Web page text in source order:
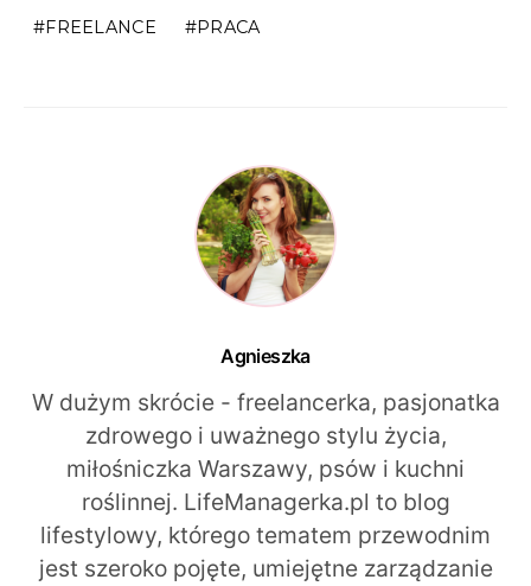
FREELANCE PRACA
Agnieszka
W dużym skrócie - freelancerka, pasjonatka
zdrowego i uważnego stylu życia,
miłośniczka Warszawy, psów i kuchni
roślinnej. LifeManagerka.pl to blog
lifestylowy, którego tematem przewodnim
jest szeroko pojęte, umiejętne zarządzanie